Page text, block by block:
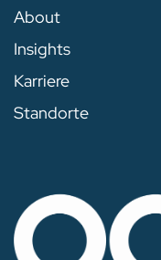
About
Insights
Karriere
Standorte